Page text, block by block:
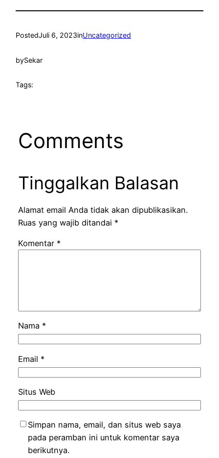
PostedJuli 6, 2023inUncategorized
bySekar
Tags:
Comments
Tinggalkan Balasan
Alamat email Anda tidak akan dipublikasikan.
Ruas yang wajib ditandai *
Komentar *
Nama *
Email *
Situs Web
Simpan nama, email, dan situs web saya
pada peramban ini untuk komentar saya
berikutnya.